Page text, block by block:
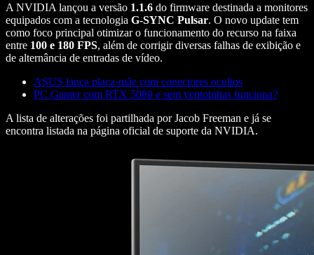
A NVIDIA lançou a versão 1.1.6 do firmware destinada a monitores
equipados com a tecnologia G-SYNC Pulsar. O novo update tem
como foco principal otimizar o funcionamento do recurso na faixa
entre 100 e 180 FPS, além de corrigir diversas falhas de exibição e
de alternância de entradas de vídeo.
ASUS lança placa-mãe com conectores ocultos
PC Gamer com RTX 5080 e sem ventoinhas funciona?
A lista de alterações foi partilhada por Jacob Freeman e já se
encontra listada na página oficial de suporte da NVIDIA.